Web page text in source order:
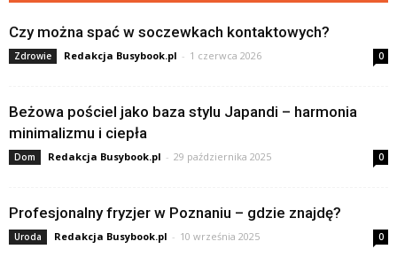
Czy można spać w soczewkach kontaktowych?
Zdrowie Redakcja Busybook.pl - 1 czerwca 2026 0
Beżowa pościel jako baza stylu Japandi – harmonia
minimalizmu i ciepła
Dom Redakcja Busybook.pl - 29 października 2025 0
Profesjonalny fryzjer w Poznaniu – gdzie znajdę?
Uroda Redakcja Busybook.pl - 10 września 2025 0